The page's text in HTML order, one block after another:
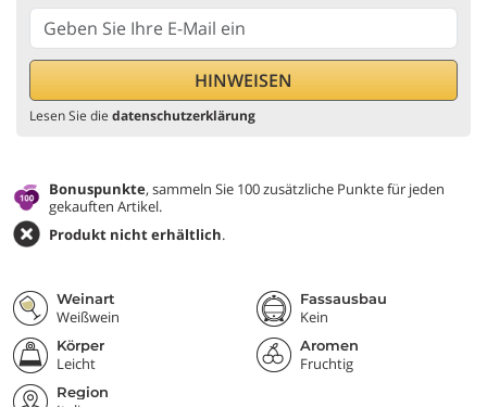
Lesen Sie die datenschutzerklärung
Bonuspunkte, sammeln Sie 100 zusätzliche Punkte für jeden
gekauften Artikel.
Produkt nicht erhältlich.
Weinart
Weißwein
Fassausbau
Kein
Körper
Leicht
Aromen
Fruchtig
Region